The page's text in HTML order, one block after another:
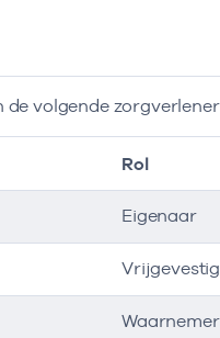
de volgende
Rol
Eigenaar
Waarnemer